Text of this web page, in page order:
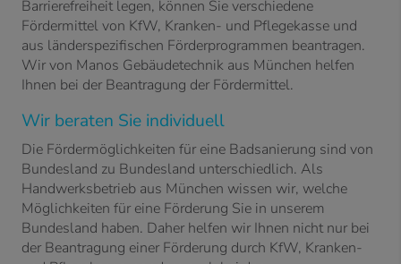
Barrierefreiheit legen, können Sie verschiedene
Fördermittel von KfW, Kranken- und Pflegekasse und
aus länderspezifischen Förderprogrammen beantragen.
Wir von Manos Gebäudetechnik aus München helfen
Ihnen bei der Beantragung der Fördermittel.
Wir beraten Sie individuell
Die Fördermöglichkeiten für eine Badsanierung sind von
Bundesland zu Bundesland unterschiedlich. Als
Handwerksbetrieb aus München wissen wir, welche
Möglichkeiten für eine Förderung Sie in unserem
Bundesland haben. Daher helfen wir Ihnen nicht nur bei
der Beantragung einer Förderung durch KfW, Kranken-